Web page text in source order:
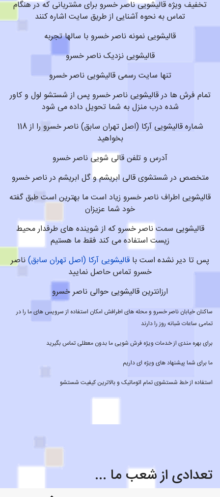
تخفیف ویژه قالیشویی ناصر خسرو برای مشتریانی که در هنگام
تماس به نحوه آشنایی از طریق سایت اشاره کنند
قالیشویی نمونه ناصر خسرو با سالها تجربه
قالیشویی نزدیک ناصر خسرو
تنها سایت رسمی قالیشویی ناصر خسرو
تمام فرش ها در قالیشویی ناصر خسرو پس از شستشو لول و کاور
شده درب منزل به شما تحویل داده می شود
شماره قالیشویی آرکا (اصل تهران سابق) ناصر خسرو را از 118
بخواهید
آدرس و تلفن قالی شویی ناصر خسرو
متخصص در شستشوی قالی ابریشم و گل ابریشم در ناصر خسرو
قالیشویی اطراف ناصر خسرو زیاد است ما بهترین است طبق گفته
خود شما عزیزان
قالیشویی سمت ناصر خسرو که از شوینده های طرفدار محیط
زیست استفاده می کند فقط ما هستیم
پس تا دیر نشده است با قالیشویی آرکا (اصل تهران سابق)ناصر
خسرو تماس حاصل نمایید
ارزانترین قالیشویی حوالی ناصر خسرو
ساکنان خیابان ناصر خسرو و محله های اطرافش امکان استفاده از سرویس های ما را در
تمامی ساعات شبانه روز را دارند
برای بهره مندی از خدمات ویژه فرش شویی ما بدون معطلی تماس بگیرید
ما برای شما پیشنهاد های ویژه ای داریم
استفاده از خط شستشوی تمام اتوماتیک و بالاترین کیفیت شستشو
تعدادی از شعب ما ...